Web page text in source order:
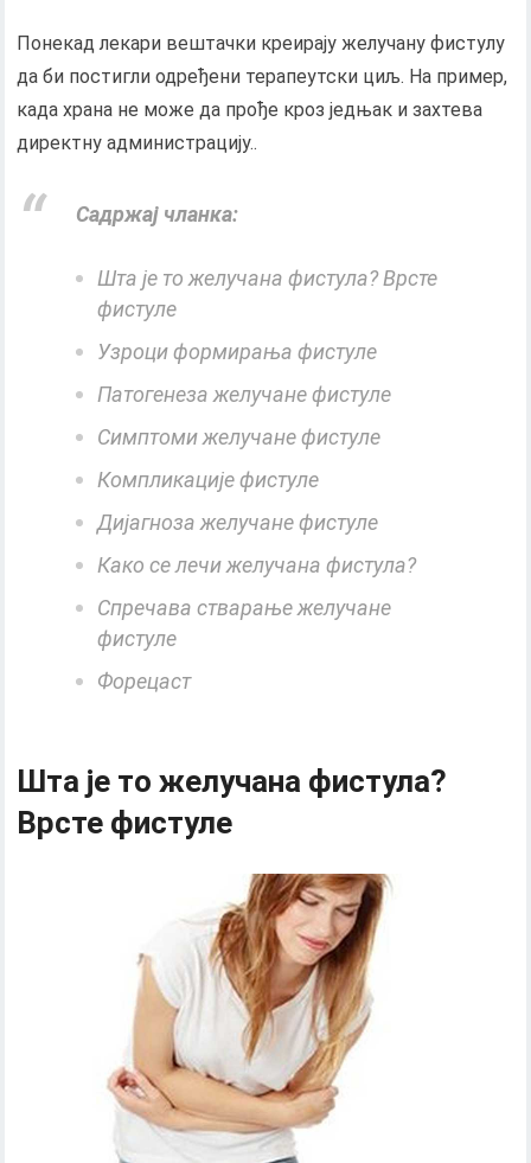
Понекад лекари вештачки креирају желучану фистулу
да би постигли одређени терапеутски циљ. На пример,
када храна не може да прође кроз једњак и захтева
директну администрацију..
Садржај чланка:
Шта је то желучана фистула? Врсте
фистуле
Узроци формирања фистуле
Патогенеза желучане фистуле
Симптоми желучане фистуле
Компликације фистуле
Дијагноза желучане фистуле
Како се лечи желучана фистула?
Спречава стварање желучане
фистуле
Форецаст
Шта је то желучана фистула?
Врсте фистуле